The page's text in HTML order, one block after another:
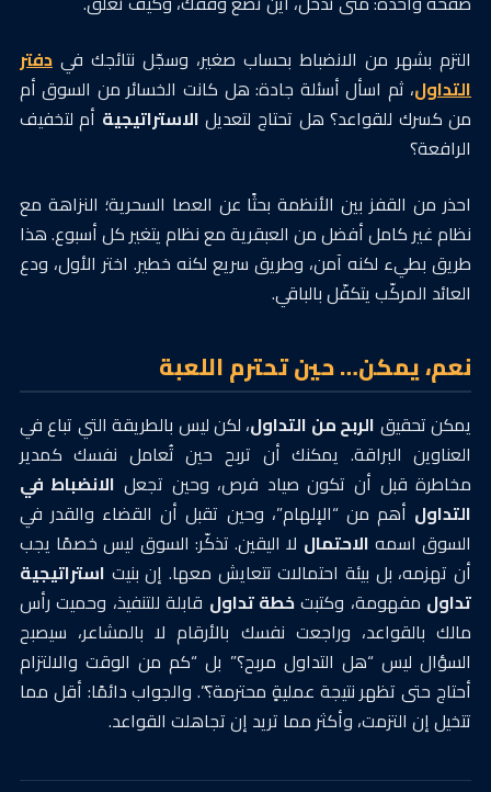
التزم بشهر من الانضباط بحساب صغير، وسجّل نتائجك فيدفتر
التداول، ثم اسأل أسئلة جادة: هل كانت الخسائر من السوق أم
من كسرك للقواعد؟ هل تحتاج لتعديل الاستراتيجية أم لتخفيف
الرافعة؟
احذر من القفز بين الأنظمة بحثًا عن العصا السحرية؛ النزاهة مع
نظام غير كامل أفضل من العبقرية مع نظام يتغير كل أسبوع. هذا
طريق بطيء لكنه آمن، وطريق سريع لكنه خطير. اختر الأول، ودع
العائد المركّب يتكفّل بالباقي.
نعم، يمكن… حين تحترم اللعبة
يمكن تحقيق الربح من التداول، لكن ليس بالطريقة التي تباع في
العناوين البراقة. يمكنك أن تربح حين تُعامل نفسك كمدير
مخاطرة قبل أن تكون صياد فرص، وحين تجعل الانضباط في
التداول أهم من “الإلهام”، وحين تقبل أن القضاء والقدر في
السوق اسمه الاحتمال لا اليقين. تذكّر: السوق ليس خصمًا يجب
أن تهزمه، بل بيئة احتمالات تتعايش معها. إن بنيت استراتيجية
تداول مفهومة، وكتبتخطة تداول قابلة للتنفيذ، وحميت رأس
مالك بالقواعد، وراجعت نفسك بالأرقام لا بالمشاعر، سيصبح
السؤال ليس “هل التداول مربح؟” بل “كم من الوقت والالتزام
أحتاج حتى تظهر نتيجة عمليةٍ محترمة؟”. والجواب دائمًا: أقل مما
تتخيل إن التزمت، وأكثر مما تريد إن تجاهلت القواعد.